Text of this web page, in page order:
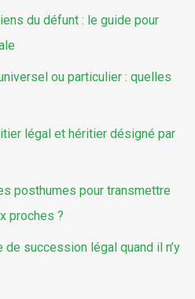
du défunt : le guide pour
ou particulier : quelles
légal et héritier désigné par
posthumes pour transmettre
proches ?
de succession légal quand il n’y